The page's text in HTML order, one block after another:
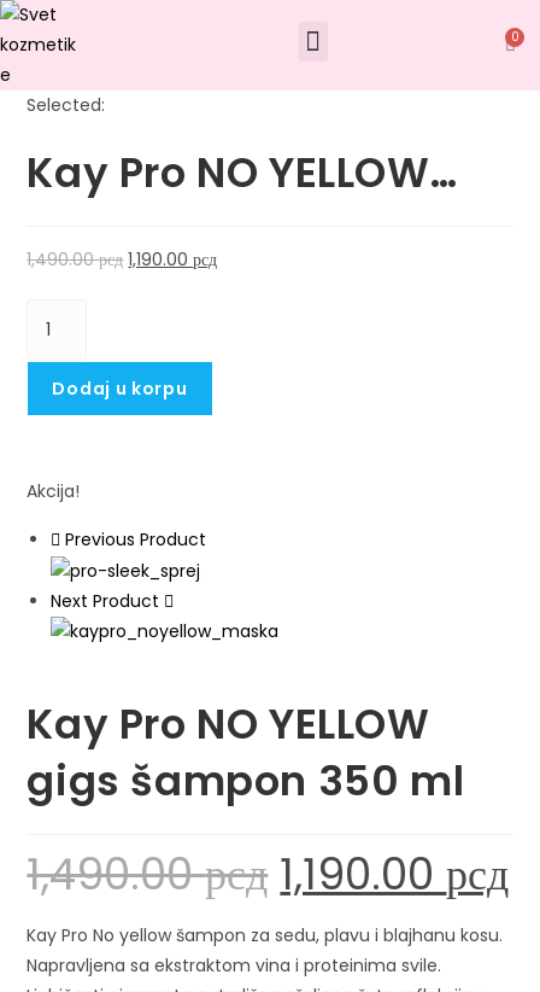
0
Selected:
Kay Pro NO YELLOW…
1,490.00рсд 1,190.00рсд
Dodaj u korpu
Akcija!
Previous Product
Next Product
Kay Pro NO YELLOW
gigs šampon 350 ml
1,490.00рсд 1,190.00рсд
Kay Pro No yellow šampon za sedu, plavu i blajhanu kosu.
Napravljena sa ekstraktom vina i proteinima svile.